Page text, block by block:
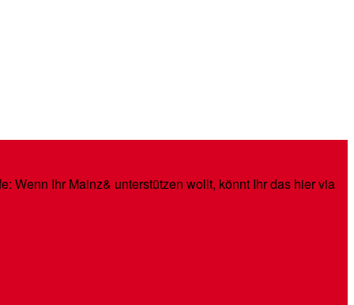
Wenn Ihr Mainz& unterstützen wollt, könnt Ihr das hier via